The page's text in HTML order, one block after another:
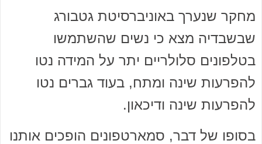
מחקר שנערך באוניברסיטת גטבורג
שבשבדיה מצא כי נשים שהשתמשו
בטלפונים סלולריים יתר על המידה נטו
להפרעות שינה ומתח, בעוד גברים נטו
להפרעות שינה ודיכאון.
בסופו של דבר, סמארטפונים הופכים אותנו